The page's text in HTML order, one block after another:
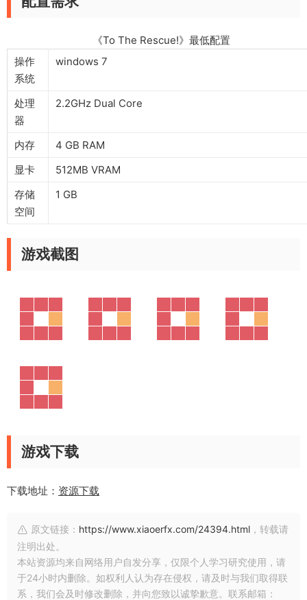
《To The Rescue!》最低配置
操作
系统
windows 7
处理
器
2.2GHz Dual Core
内存
4 GB RAM
显卡
512MB VRAM
存储
空间
1 GB
游戏截图
游戏下载
下载地址： 资源下载
原文链接： https://www.xiaoerfx.com/24394.html ，转载请
注明出处。
本站资源均来自网络用户自发分享，仅限个人学习研究使用，请
于24小时内删除。如权利人认为存在侵权，请及时与我们取得联
系，我们会及时修改删除，并向您致以诚挚歉意。联系邮箱：